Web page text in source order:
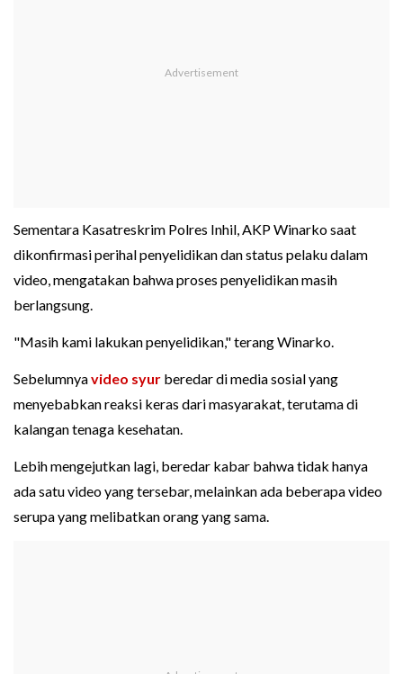
Sementara Kasatreskrim Polres Inhil, AKP Winarko saat
dikonfirmasi perihal penyelidikan dan status pelaku dalam
video, mengatakan bahwa proses penyelidikan masih
berlangsung.
"Masih kami lakukan penyelidikan," terang Winarko.
Sebelumnyavideo syur beredar di media sosial yang
menyebabkan reaksi keras dari masyarakat, terutama di
kalangan tenaga kesehatan.
Lebih mengejutkan lagi, beredar kabar bahwa tidak hanya
ada satu video yang tersebar, melainkan ada beberapa video
serupa yang melibatkan orang yang sama.